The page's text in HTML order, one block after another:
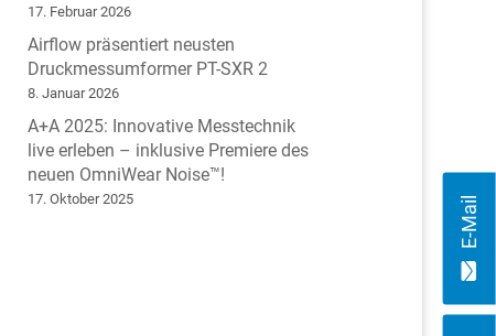
17. Februar 2026
Airflow präsentiert neusten
Druckmessumformer PT-SXR 2
8. Januar 2026
A+A 2025: Innovative Messtechnik
live erleben – inklusive Premiere des
neuen OmniWear Noise™!
17. Oktober 2025 E-Mail